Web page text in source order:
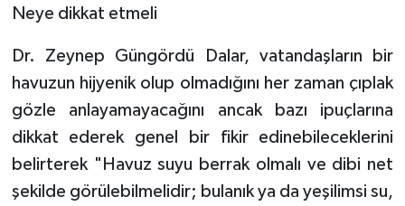
Neye dikkat etmeli
Dr. Zeynep Güngördü Dalar, vatandaşların bir
havuzun hijyenik olup olmadığını her zaman çıplak
gözle anlayamayacağını ancak bazı ipuçlarına
dikkat ederek genel bir fikir edinebileceklerini
belirterek "Havuz suyu berrak olmalı ve dibi net
şekilde görülebilmelidir; bulanık ya da yeşilimsi su,